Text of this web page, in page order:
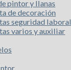
pintor y llanas
de decoración
seguridad laboral
varios y auxiliar